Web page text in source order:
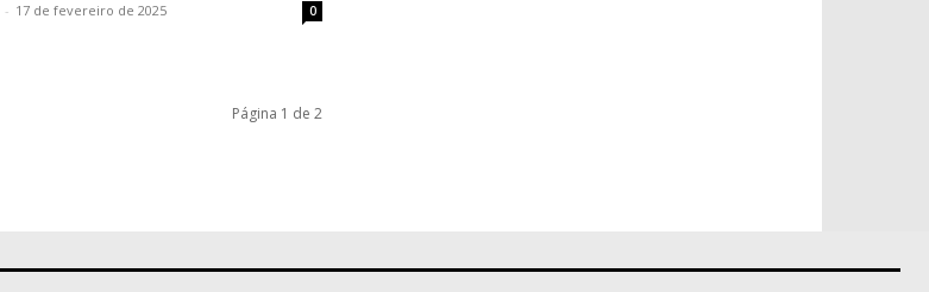
- 17 de fevereiro de 2025 0
Página 1 de 2